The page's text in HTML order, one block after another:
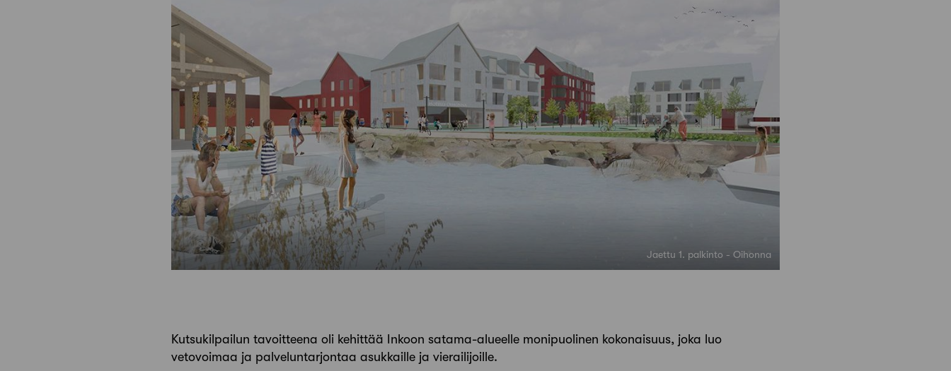
Jaettu 1. palkinto - Oihonna
Kutsukilpailun tavoitteena oli kehittää Inkoon satama-alueelle monipuolinen kokonaisuus, joka luo
vetovoimaa ja palveluntarjontaa asukkaille ja vierailijoille.